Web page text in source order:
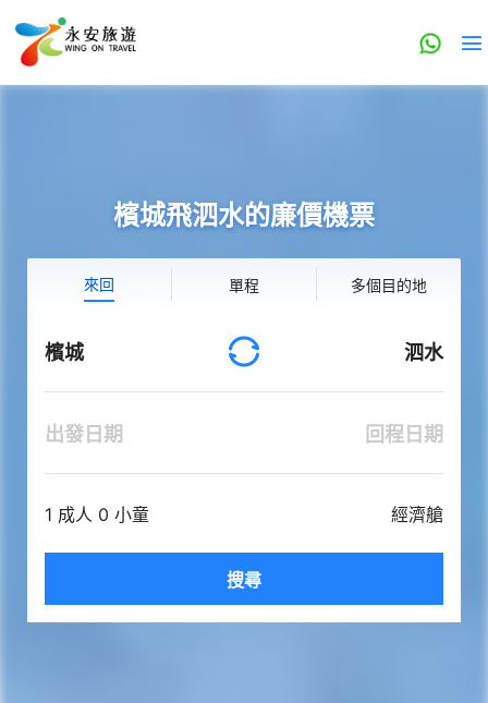
檳城飛泗水的廉價機票
來回 單程 多個目的地
檳城 泗水
出發日期 回程日期
1 成人 0 小童 經濟艙
搜尋